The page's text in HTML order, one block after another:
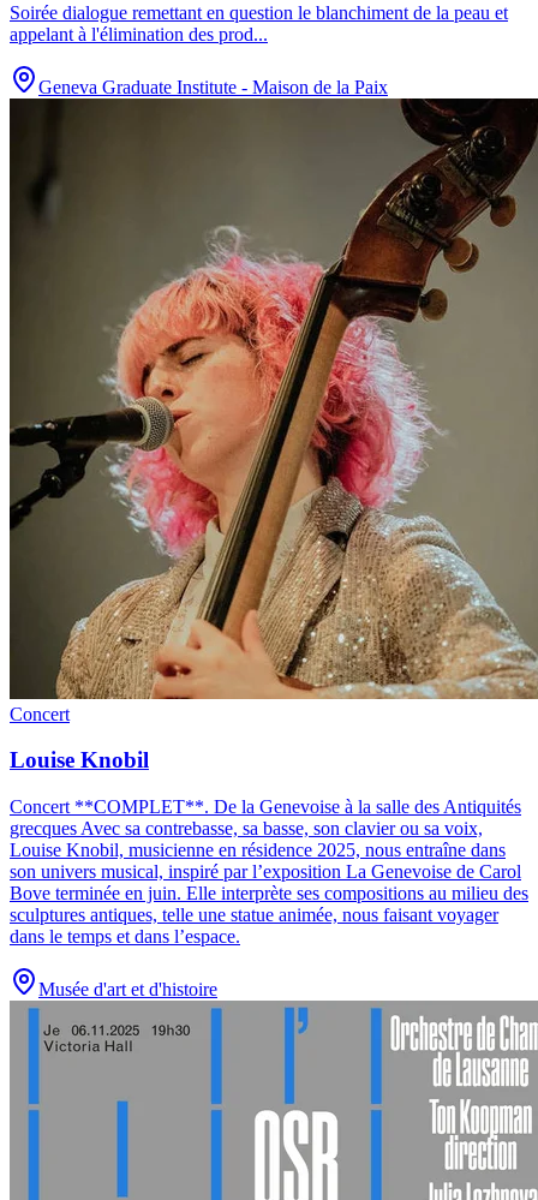
Soirée dialogue remettant en question le blanchiment de la peau et
appelant à l'élimination des prod...
Geneva Graduate Institute - Maison de la Paix
Concert
Louise Knobil
Concert **COMPLET**. De la Genevoise à la salle des Antiquités
grecques Avec sa contrebasse, sa basse, son clavier ou sa voix,
Louise Knobil, musicienne en résidence 2025, nous entraîne dans
son univers musical, inspiré par l’exposition La Genevoise de Carol
Bove terminée en juin. Elle interprète ses compositions au milieu des
sculptures antiques, telle une statue animée, nous faisant voyager
dans le temps et dans l’espace.
Musée d'art et d'histoire